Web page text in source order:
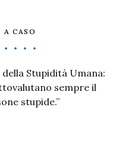
CASO
Stupidità Umana:
sempre il
stupide.”